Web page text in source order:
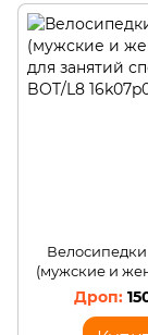
(мужские и
занятий